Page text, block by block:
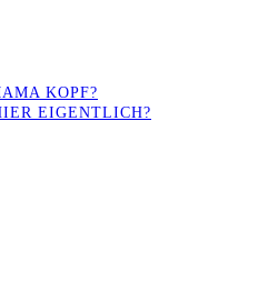
KOPF?
EIGENTLICH?